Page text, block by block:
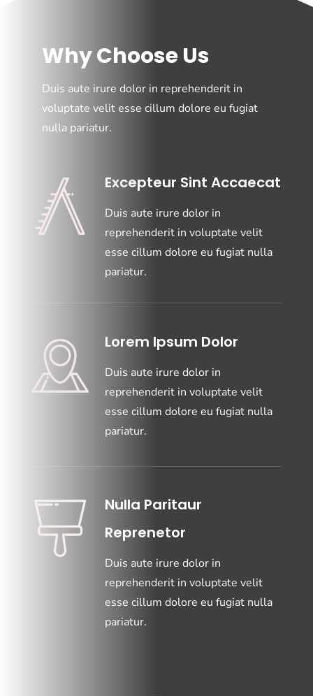
Why Choose Us
Duis aute irure dolor in reprehenderit in
voluptate velit esse cillum dolore eu fugiat
nulla pariatur.
Excepteur Sint Accaecat
Duis aute irure dolor in
reprehenderit in voluptate velit
esse cillum dolore eu fugiat nulla
pariatur.
Lorem Ipsum Dolor
Duis aute irure dolor in
reprehenderit in voluptate velit
esse cillum dolore eu fugiat nulla
pariatur.
Nulla Paritaur
Reprenetor
Duis aute irure dolor in
reprehenderit in voluptate velit
esse cillum dolore eu fugiat nulla
pariatur.